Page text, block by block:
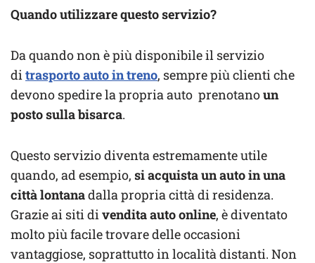
Quando utilizzare questo servizio?
Da quando non è più disponibile il servizio
di trasporto auto in treno, sempre più clienti che
devono spedire la propria auto prenotanoun
posto sulla bisarca.
Questo servizio diventa estremamente utile
quando, ad esempio, si acquista un auto in una
città lontanadalla propria città di residenza.
Grazie ai siti di vendita auto online, è diventato
molto più facile trovare delle occasioni
vantaggiose, soprattutto in località distanti. Non